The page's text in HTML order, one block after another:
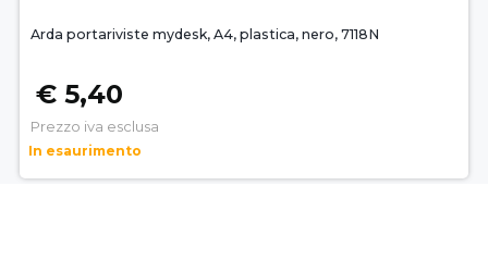
Arda portariviste mydesk, A4, plastica, nero, 7118N
€ 5,40
Prezzo iva esclusa
In esaurimento